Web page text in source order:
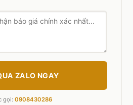
ZALO NGAY
gọi: 0908430286